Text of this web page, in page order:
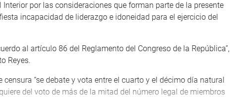
por las consideraciones que forman parte de la presente
incapacidad de liderazgo e idoneidad para el ejercicio del
al artículo 86 del Reglamento del Congreso de la República”,
Reyes.
“se debate y vota entre el cuarto y el décimo día natural
del voto de más de la mitad del número legal de miembros